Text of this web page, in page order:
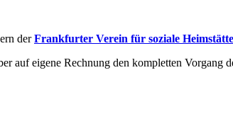
derFrankfurter Verein für soziale
auf eigene Rechnung den kompletten Vorgang